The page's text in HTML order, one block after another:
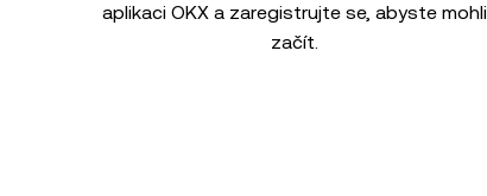
aplikaci OKX a zaregistrujte se, abyste mohli
začít.